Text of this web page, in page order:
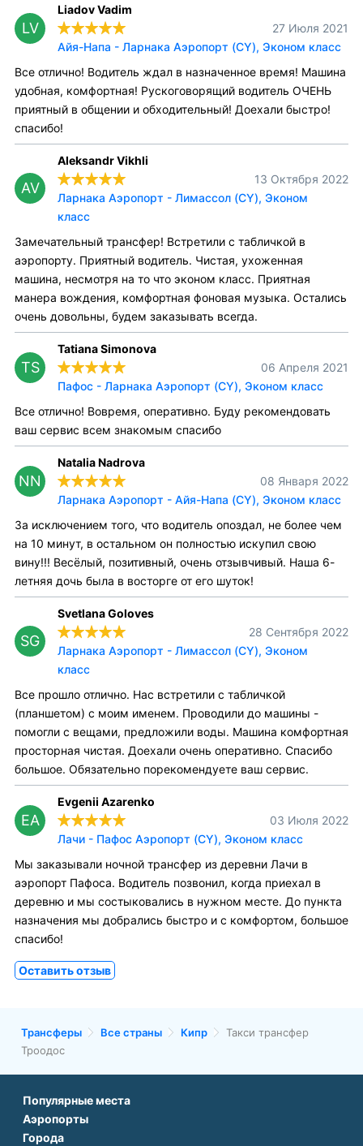
LV
Liadov Vadim
27 Июля 2021
Айя-Напа - Ларнака Аэропорт (CY), Эконом класс
Все отлично! Водитель ждал в назначенное время! Машина
удобная, комфортная! Рускоговорящий водитель ОЧЕНЬ
приятный в общении и обходительный! Доехали быстро!
спасибо!
AV
Aleksandr Vikhli
13 Октября 2022
Ларнака Аэропорт - Лимассол (CY), Эконом
класс
Замечательный трансфер! Встретили с табличкой в
аэропорту. Приятный водитель. Чистая, ухоженная
машина, несмотря на то что эконом класс. Приятная
манера вождения, комфортная фоновая музыка. Остались
очень довольны, будем заказывать всегда.
TS
Tatiana Simonova
06 Апреля 2021
Пафос - Ларнака Аэропорт (CY), Эконом класс
Все отлично! Вовремя, оперативно. Буду рекомендовать
ваш сервис всем знакомым спасибо
NN
Natalia Nadrova
08 Января 2022
Ларнака Аэропорт - Айя-Напа (CY), Эконом класс
За исключением того, что водитель опоздал, не более чем
на 10 минут, в остальном он полностью искупил свою
вину!!! Весёлый, позитивный, очень отзывчивый. Наша 6-
летняя дочь была в восторге от его шуток!
SG
Svetlana Goloves
28 Сентября 2022
Ларнака Аэропорт - Лимассол (CY), Эконом
класс
Все прошло отлично. Нас встретили с табличкой
(планшетом) с моим именем. Проводили до машины -
помогли с вещами, предложили воды. Машина комфортная
просторная чистая. Доехали очень оперативно. Спасибо
большое. Обязательно порекомендуете ваш сервис.
EA
Evgenii Azarenko
03 Июля 2022
Лачи - Пафос Аэропорт (CY), Эконом класс
Мы заказывали ночной трансфер из деревни Лачи в
аэропорт Пафоса. Водитель позвонил, когда приехал в
деревню и мы состыковались в нужном месте. До пункта
назначения мы добрались быстро и с комфортом, большое
спасибо!
Оставить отзыв
Трансферы Все страны Кипр
Такси трансфер
Троодос
Популярные места
Аэропорт Подгорицы
Аэропорты
Аэропорт Антальи
Города